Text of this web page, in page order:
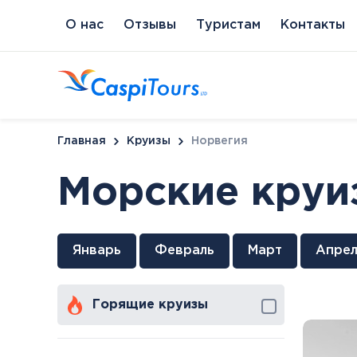
О нас Отзывы Туристам Контакты
Венгрия
Будапешт
Хевиз
Литва
Паланга
Кипр
Протарас
Главная Круизы Норвегия
Морские
Январь Февраль Март
Горящие круизы